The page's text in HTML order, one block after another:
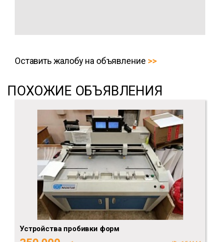
Оставить жалобу на объявление
ПОХОЖИЕ ОБЪЯВЛЕНИЯ
Устройства пробивки форм